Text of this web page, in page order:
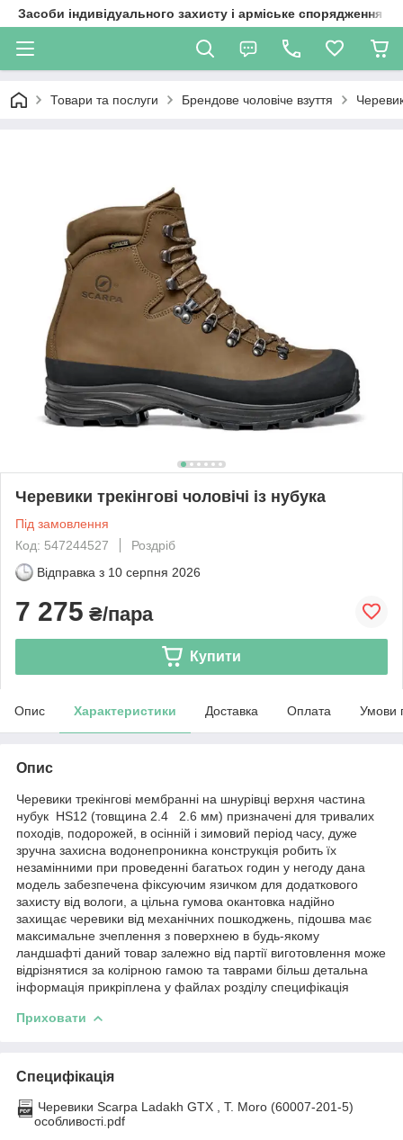
Засоби індивідуального захисту і арміське спорядження
Товари та послуги Брендове чоловіче взуття
Черевики трекінгові чоловічі із нубука
Під замовлення
Код: 547244527
Роздріб
Відправка з 10 серпня 2026
7 275 ₴/пара
Купити
Опис Характеристики Доставка Оплата Умови
Опис
Черевики трекінгові мембранні на шнурівці верхня частина
нубук HS12 (товщина 2.4 2.6 мм) призначені для тривалих
походів, подорожей, в осінній і зимовий період часу, дуже
зручна захисна водонепроникна конструкція робить їх
незамінними при проведенні багатьох годин у негоду дана
модель забезпечена фіксуючим язичком для додаткового
захисту від вологи, а цільна гумова окантовка надійно
захищає черевики від механічних пошкоджень, підошва має
максимальне зчеплення з поверхнею в будь-якому
ландшафті даний товар залежно від партії виготовлення може
відрізнятися за колірною гамою та таврами більш детальна
інформація прикріплена у файлах розділу специфікація
Приховати
Специфікація
Черевики Scarpa Ladakh GTX , T. Moro (60007-201-5)
особливості.pdf